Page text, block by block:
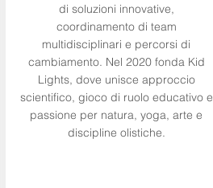
di soluzioni innovative,
coordinamento di team
multidisciplinari e percorsi di
cambiamento. Nel 2020 fonda Kid
Lights, dove unisce approccio
scientifico, gioco di ruolo educativo e
passione per natura, yoga, arte e
discipline olistiche.